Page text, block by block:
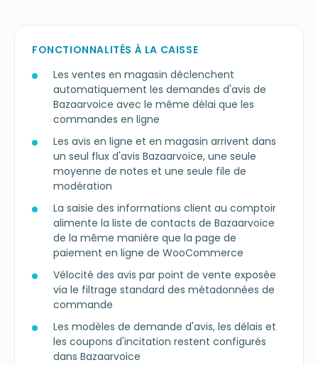
FONCTIONNALITÉS À LA CAISSE
Les ventes en magasin déclenchent
automatiquement les demandes d'avis de
Bazaarvoice avec le même délai que les
commandes en ligne
Les avis en ligne et en magasin arrivent dans
un seul flux d'avis Bazaarvoice, une seule
moyenne de notes et une seule file de
modération
La saisie des informations client au comptoir
alimente la liste de contacts de Bazaarvoice
de la même manière que la page de
paiement en ligne de WooCommerce
Vélocité des avis par point de vente exposée
via le filtrage standard des métadonnées de
commande
Les modèles de demande d'avis, les délais et
les coupons d'incitation restent configurés
dans Bazaarvoice